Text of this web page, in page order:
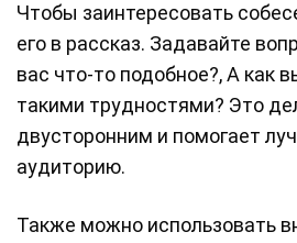
Чтобы заинтересовать
его в рассказ. Задавайте
вас что-то подобное?, А как
такими трудностями? Это
двусторонним и помогает
аудиторию.
Также можно использовать